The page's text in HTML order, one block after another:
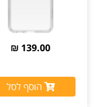
139.00 ₪
הוסף לסל